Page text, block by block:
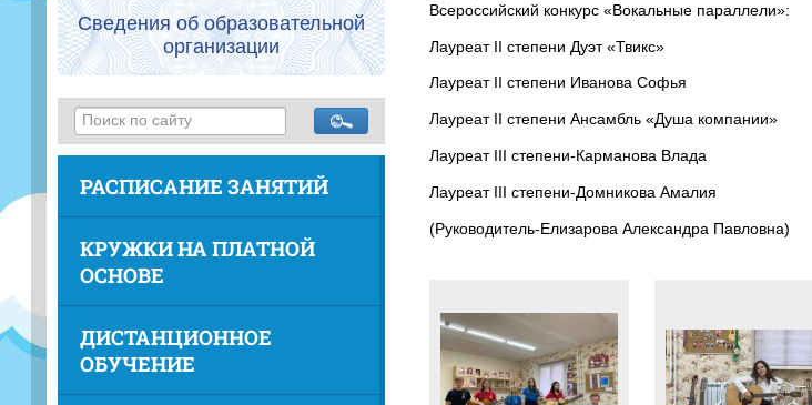
Сведения об образовательной
организации
РАСПИСАНИЕ ЗАНЯТИЙ
КРУЖКИ НА ПЛАТНОЙ
ОСНОВЕ
ДИСТАНЦИОННОЕ
ОБУЧЕНИЕ
Всероссийский конкурс «Вокальные параллели»:
Лауреат II степени Дуэт «Твикс»
Лауреат II степени Иванова Софья
Лауреат II степени Ансамбль «Душа компании»
Лауреат III степени-Карманова Влада
Лауреат III степени-Домникова Амалия
(Руководитель-Елизарова Александра Павловна)